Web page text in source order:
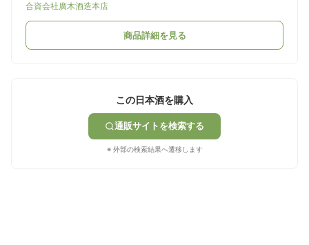
合資会社廣木酒造本店
商品詳細を見る
この日本酒を購入
通販サイトを検索する
※ 外部の検索結果へ遷移します